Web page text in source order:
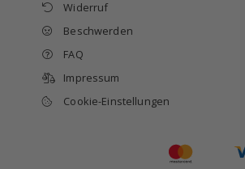
Widerruf
Beschwerden
FAQ
Impressum
Cookie-Einstellungen